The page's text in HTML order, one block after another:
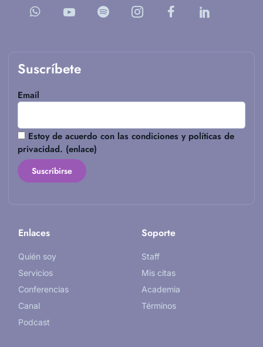
Suscríbete
Email
Estoy de acuerdo con las condiciones y políticas de
privacidad. (enlace)
Enlaces
Quién soy
Servicios
Conferencias
Canal
Podcast
Soporte
Staff
Mis citas
Academia
Términos